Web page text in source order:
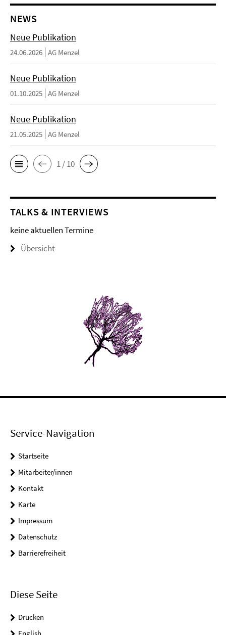
NEWS
Neue Publikation
24.06.2026 AG Menzel
Neue Publikation
01.10.2025 AG Menzel
Neue Publikation
21.05.2025 AG Menzel
1 / 10
TALKS & INTERVIEWS
keine aktuellen Termine
Übersicht
Service-Navigation
Startseite
Mitarbeiter/innen
Kontakt
Karte
Impressum
Datenschutz
Barrierefreiheit
Diese Seite
Drucken